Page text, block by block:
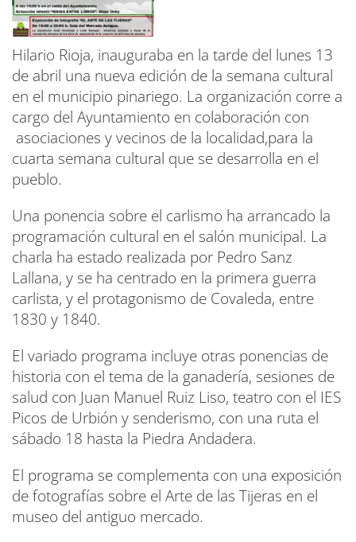
Hilario Rioja, inauguraba en la tarde del lunes 13
de abril una nueva edición de la semana cultural
en el municipio pinariego. La organización corre a
cargo del Ayuntamiento en colaboración con
asociaciones y vecinos de la localidad,para la
cuarta semana cultural que se desarrolla en el
pueblo.
Una ponencia sobre el carlismo ha arrancado la
programación cultural en el salón municipal. La
charla ha estado realizada por Pedro Sanz
Lallana, y se ha centrado en la primera guerra
carlista, y el protagonismo de Covaleda, entre
1830 y 1840.
El variado programa incluye otras ponencias de
historia con el tema de la ganadería, sesiones de
salud con Juan Manuel Ruiz Liso, teatro con el IES
Picos de Urbión y senderismo, con una ruta el
sábado 18 hasta la Piedra Andadera.
El programa se complementa con una exposición
de fotografías sobre el Arte de las Tijeras en el
museo del antiguo mercado.